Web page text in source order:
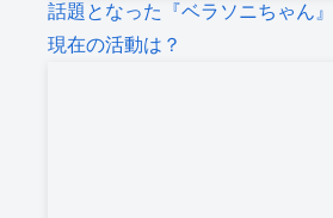
話題となった『ベラソニちゃん
現在の活動は？